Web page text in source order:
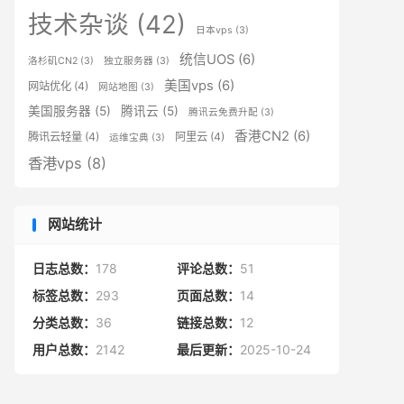
技术杂谈 (42) 日本vps (3)
洛杉矶CN2 (3) 独立服务器 (3) 统信UOS (6)
网站优化 (4) 网站地图 (3) 美国vps (6)
美国服务器 (5) 腾讯云 (5) 腾讯云免费升配 (3)
腾讯云轻量 (4) 运维宝典 (3) 阿里云 (4) 香港CN2 (6)
香港vps (8)
网站统计
日志总数： 178 评论总数： 51
标签总数： 293 页面总数： 14
分类总数： 36 链接总数： 12
用户总数： 2142 最后更新： 2025-10-24